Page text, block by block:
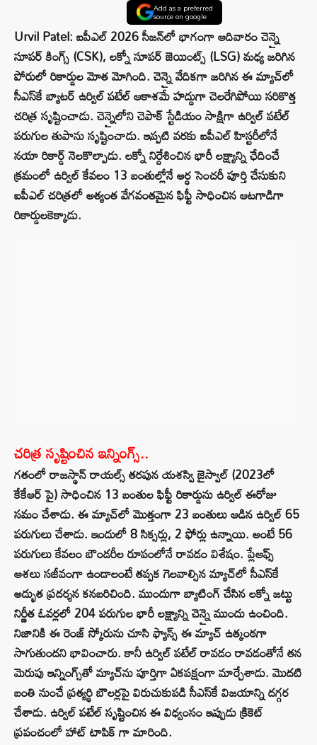
Add as a preferred
source on google
Urvil Patel: ఐపీఎల్ 2026 సీజన్‌లో భాగంగా ఆదివారం చెన్నై
సూపర్ కింగ్స్ (CSK), లక్నో సూపర్ జెయింట్స్ (LSG) మధ్య జరిగిన
పోరులో రికార్డుల మోత మోగింది. చెన్నై వేదికగా జరిగిన ఈ మ్యాచ్‌లో
సీఎస్‌కే బ్యాటర్ ఉర్విల్ పటేల్ ఆకాశమే హద్దుగా చెలరేగిపోయి సరికొత్త
చరిత్ర సృష్టించాడు. చెన్నైలోని చెపాక్ స్టేడియం సాక్షిగా ఉర్విల్ పటేల్
పరుగుల తుపాను సృష్టించాడు. ఇప్పటి వరకు ఐపీఎల్ హిస్టరీలోనే
నయా రికార్డ్ నెలకొల్పాడు. లక్నో నిర్దేశించిన భారీ లక్ష్యాన్ని ఛేదించే
క్రమంలో ఉర్విల్ కేవలం 13 బంతుల్లోనే అర్ధ సెంచరీ పూర్తి చేసుకుని
ఐపీఎల్ చరిత్రలో అత్యంత వేగవంతమైన ఫిఫ్టీ సాధించిన ఆటగాడిగా
రికార్డులకెక్కాడు.
చరిత్ర సృష్టించిన ఇన్నింగ్స్..
గతంలో రాజస్థాన్ రాయల్స్ తరపున యశస్వి జైస్వాల్ (2023లో
కేకేఆర్ పై) సాధించిన 13 బంతుల ఫిఫ్టీ రికార్డును ఉర్విల్ ఈరోజు
సమం చేశాడు. ఈ మ్యాచ్‌లో మొత్తంగా 23 బంతులు ఆడిన ఉర్విల్ 65
పరుగులు చేశాడు. ఇందులో 8 సిక్సర్లు, 2 ఫోర్లు ఉన్నాయి. అంటే 56
పరుగులు కేవలం బౌండరీల రూపంలోనే రావడం విశేషం. ప్లేఆఫ్స్
ఆశలు సజీవంగా ఉండాలంటే తప్పక గెలవాల్సిన మ్యాచ్‌లో సీఎస్‌కే
అద్భుత ప్రదర్శన కనబరిచింది. ముందుగా బ్యాటింగ్ చేసిన లక్నో జట్టు
నిర్ణీత ఓవర్లలో 204 పరుగుల భారీ లక్ష్యాన్ని చెన్నై ముందు ఉంచింది.
నిజానికి ఈ రెంజ్ స్కోరును చూసి ఫ్యాన్స్ ఈ మ్యాచ్ ఉత్కంఠగా
సాగుతుందని భావించారు. కానీ ఉర్విల్ పటేల్ రావడం రావడంతోనే తన
మెరుపు ఇన్నింగ్స్‌తో మ్యాచ్‌ను పూర్తిగా ఏకపక్షంగా మార్చేశాడు. మొదటి
బంతి నుంచే ప్రత్యర్థి బౌలర్లపై విరుచుకుపడి సీఎస్‌కే విజయాన్ని దగ్గర
చేశాడు. ఉర్విల్ పటేల్ సృష్టించిన ఈ విధ్వంసం ఇప్పుడు క్రికెట్
ప్రపంచంలో హాట్ టాపిక్ గా మారింది.